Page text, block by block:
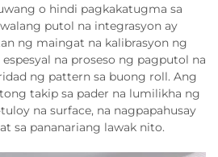
o hindi pagkakatugma sa
putol na integrasyon ay
ng maingat na kalibrasyon ng
na proseso ng pagputol na
ng pattern sa buong roll. Ang
takip sa pader na lumilikha ng
na surface, na nagpapahusay
sa pananariang lawak nito.